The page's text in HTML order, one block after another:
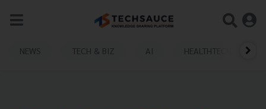
NEWS TECH & BIZ AI HEALTHTECH